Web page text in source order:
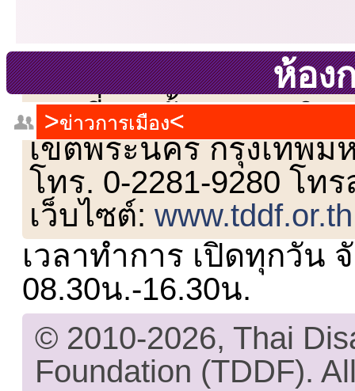
ห้อง
ข่าวการเมือง
เลขที่ 23 ชั้น 2 ถนนวิ
เขตพระนคร กรุงเทพม
โทร. 0-2281-9280 โท
เว็บไซต์:www.tddf.or.th
เวลาทำการ เปิดทุกวัน
08.30น.-16.30น.
© 2010-2026, Thai
Foundation (TDDF).